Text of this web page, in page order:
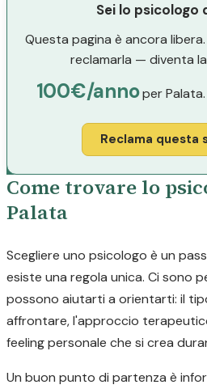
Sei lo psicologo
Questa pagina è ancora
reclamarla — diventa
100€/annoper
Reclama questa
Come trovare lo
Palata
Scegliere uno psicologo è un
esiste una regola unica. Ci sono
possono aiutarti a orientarti: il
affrontare, l'approccio
feeling personale che si crea
Un buon punto di partenza è